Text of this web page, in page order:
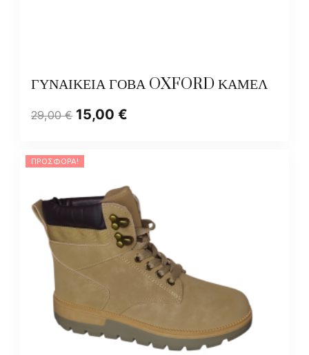
ΓΥΝΑΙΚΕΙΑ ΓΟΒΑ OXFORD ΚΑΜΕΛ
29,00€ 15,00 €
ΠΡΟΣΦΟΡΆ!